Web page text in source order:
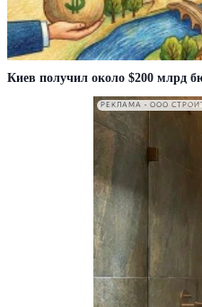
Киев получил около $200 млрд